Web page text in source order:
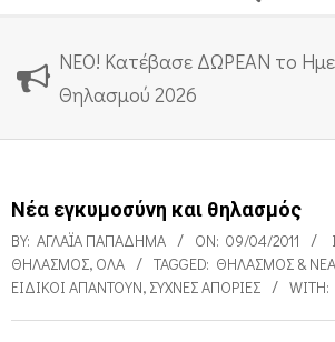
ΝΕΟ! Κατέβασε ΔΩΡΕΑΝ το
Θηλασμού 2026
Νέα εγκυμοσύνη και θηλασμός
BY: ΑΓΛΑΪ́Α ΠΑΠΑΔΉΜΑ ON: 09/04/2011
ΘΗΛΑΣΜΌΣ, ΌΛΑ TAGGED: ΘΗΛΑΣΜΌΣ &
ΕΙΔΙΚΟΊ ΑΠΑΝΤΟΎΝ, ΣΥΧΝΈΣ ΑΠΟΡΊΕΣ WITH: